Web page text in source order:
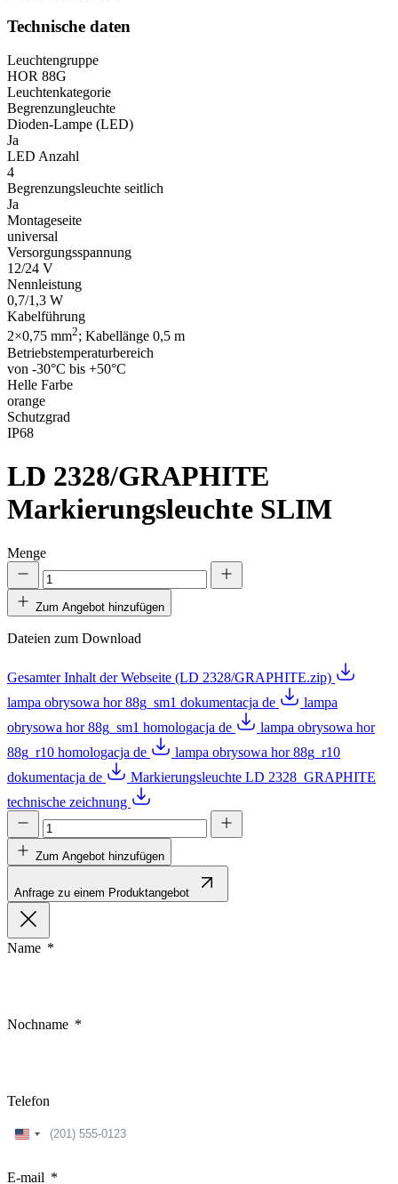
Technische daten
Leuchtengruppe
HOR 88G
Leuchtenkategorie
Begrenzungleuchte
Dioden-Lampe (LED)
Ja
LED Anzahl
4
Begrenzungsleuchte seitlich
Ja
Montageseite
universal
Versorgungsspannung
12/24 V
Nennleistung
0,7/1,3 W
Kabelführung
2×0,75 mm2; Kabellänge 0,5 m
Betriebstemperaturbereich
von -30°C bis +50°C
Helle Farbe
orange
Schutzgrad
IP68
LD 2328/GRAPHITE
Markierungsleuchte SLIM
Menge
Zum Angebot hinzufügen
Dateien zum Download
Gesamter Inhalt der Webseite (LD 2328/GRAPHITE.zip)
lampa obrysowa hor 88g_sm1 dokumentacja de
lampa
obrysowa hor 88g_sm1 homologacja de
lampa obrysowa hor
88g_r10 homologacja de
lampa obrysowa hor 88g_r10
dokumentacja de
Markierungsleuchte LD 2328_GRAPHITE
technische zeichnung
Zum Angebot hinzufügen
Anfrage zu einem Produktangebot
Name
Nochname
Telefon
United
E-mail